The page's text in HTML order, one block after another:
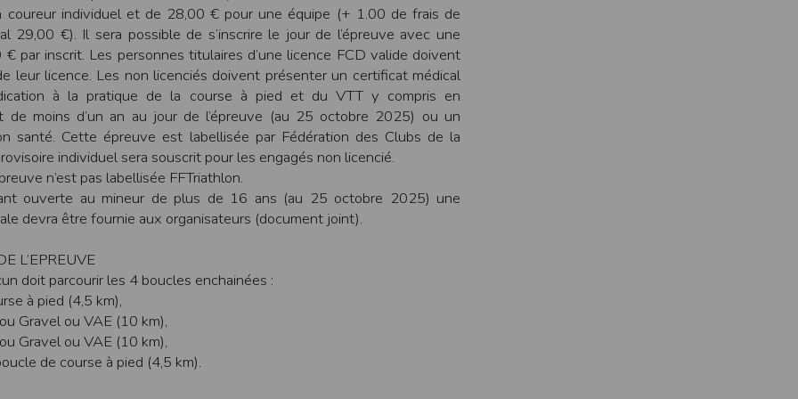
coureur individuel et de 28,00 € pour une équipe (+ 1.00 de frais de
29,00 €). Il sera possible de s’inscrire le jour de l’épreuve avec une
par inscrit. Les personnes titulaires d’une licence FCD valide doivent
leur licence. Les non licenciés doivent présenter un certificat médical
à la pratique de la course à pied et du VTT y compris en
de moins d’un an au jour de l’épreuve (au 25 octobre 2025) ou un
santé. Cette épreuve est labellisée par Fédération des Clubs de la
individuel sera souscrit pour les engagés non licencié.
n’est pas labellisée FFTriathlon.
ouverte au mineur de plus de 16 ans (au 25 octobre 2025) une
devra être fournie aux organisateurs (document joint).
L’EPREUVE
doit parcourir les 4 boucles enchainées :
à pied (4,5 km),
Gravel ou VAE (10 km),
Gravel ou VAE (10 km),
de course à pied (4,5 km).
suivant :https://www.ovh.com/fr/protection-donnees-personnelles/gdpr.xml
et nos serveurs utilisent le protocole HTTPS qui crypte les données avant qu’elles ne transitent sur le réseau.
stockés en clair dans notre base de données mais sont cryptés en utilisant les dernières technologies de
entre nos différents serveurs se font sur un réseau privé qui n’est pas accessible depuis l’extérieur.
les cookies sur votre ordinateur. Notez cependant que votre expérience sur notre site peut en être affectée
la perte de votre session membre lorsque vous changez de page, l'impossibilité d'accéder à certaines pages ou
pages.
attentes nous vous invitons à paramétrer votre navigateur en tenant compte de la finalité des cookies.
Outils, puis surOptions Internet
, cliquez surParamètres.
le menuOptions
et cliquez surAffichez les cookies